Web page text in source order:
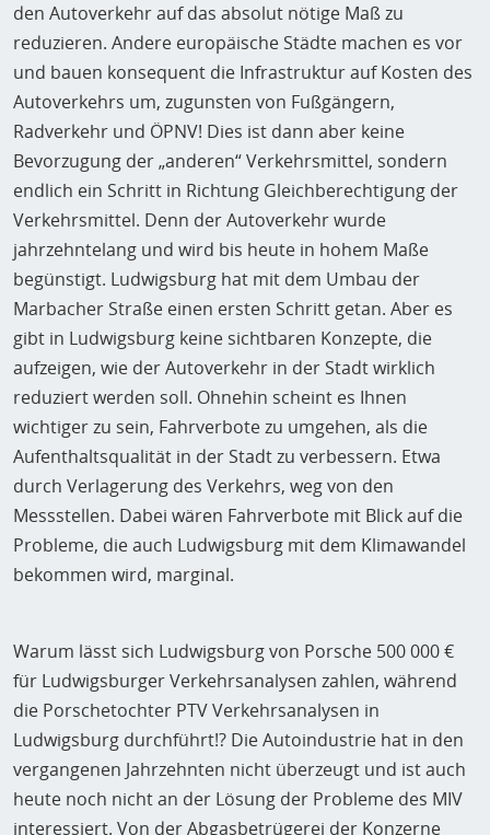
den Autoverkehr auf das absolut nötige Maß zu
reduzieren. Andere europäische Städte machen es vor
und bauen konsequent die Infrastruktur auf Kosten des
Autoverkehrs um, zugunsten von Fußgängern,
Radverkehr und ÖPNV! Dies ist dann aber keine
Bevorzugung der „anderen“ Verkehrsmittel, sondern
endlich ein Schritt in Richtung Gleichberechtigung der
Verkehrsmittel. Denn der Autoverkehr wurde
jahrzehntelang und wird bis heute in hohem Maße
begünstigt. Ludwigsburg hat mit dem Umbau der
Marbacher Straße einen ersten Schritt getan. Aber es
gibt in Ludwigsburg keine sichtbaren Konzepte, die
aufzeigen, wie der Autoverkehr in der Stadt wirklich
reduziert werden soll. Ohnehin scheint es Ihnen
wichtiger zu sein, Fahrverbote zu umgehen, als die
Aufenthaltsqualität in der Stadt zu verbessern. Etwa
durch Verlagerung des Verkehrs, weg von den
Messstellen. Dabei wären Fahrverbote mit Blick auf die
Probleme, die auch Ludwigsburg mit dem Klimawandel
bekommen wird, marginal.
Warum lässt sich Ludwigsburg von Porsche 500 000 €
für Ludwigsburger Verkehrsanalysen zahlen, während
die Porschetochter PTV Verkehrsanalysen in
Ludwigsburg durchführt!? Die Autoindustrie hat in den
vergangenen Jahrzehnten nicht überzeugt und ist auch
heute noch nicht an der Lösung der Probleme des MIV
interessiert. Von der Abgasbetrügerei der Konzerne